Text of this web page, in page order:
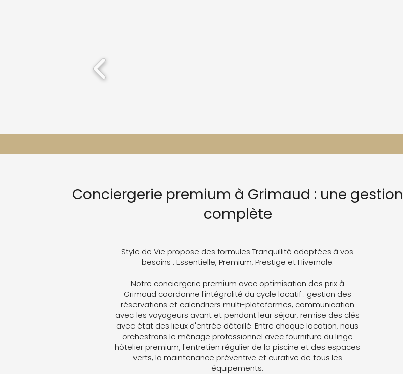
Conciergerie premium à Grimaud : une gestion
complète
Style de Vie propose des formules Tranquillité adaptées à vos
besoins : Essentielle, Premium, Prestige et Hivernale.
Notre conciergerie premium avec optimisation des prix à
Grimaud coordonne l'intégralité du cycle locatif : gestion des
réservations et calendriers multi-plateformes, communication
avec les voyageurs avant et pendant leur séjour, remise des clés
avec état des lieux d'entrée détaillé. Entre chaque location, nous
orchestrons le ménage professionnel avec fourniture du linge
hôtelier premium, l'entretien régulier de la piscine et des espaces
verts, la maintenance préventive et curative de tous les
équipements.